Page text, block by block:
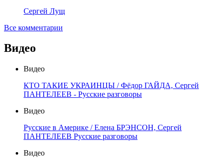
Сергей Лущ
Все комментарии
Видео
Видео
КТО ТАКИЕ УКРАИНЦЫ / Фёдор ГАЙДА, Сергей
ПАНТЕЛЕЕВ - Русские разговоры
Видео
Русские в Америке / Елена БРЭНСОН, Сергей
ПАНТЕЛЕЕВ Русские разговоры
Видео